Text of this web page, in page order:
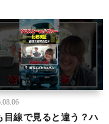
目線で見ると違う？ハ